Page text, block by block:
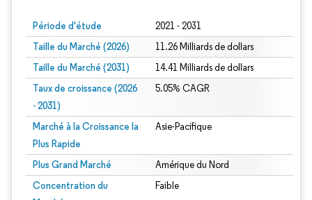
Période d'étude 2021 - 2031
Taille du Marché (2026) 11.26 Milliards de dollars
Taille du Marché (2031) 14.41 Milliards de dollars
Taux de croissance (2026
- 2031)
5.05% CAGR
Marché à la Croissance la
Plus Rapide
Asie-Pacifique
Plus Grand Marché Amérique du Nord
Concentration du
Faible